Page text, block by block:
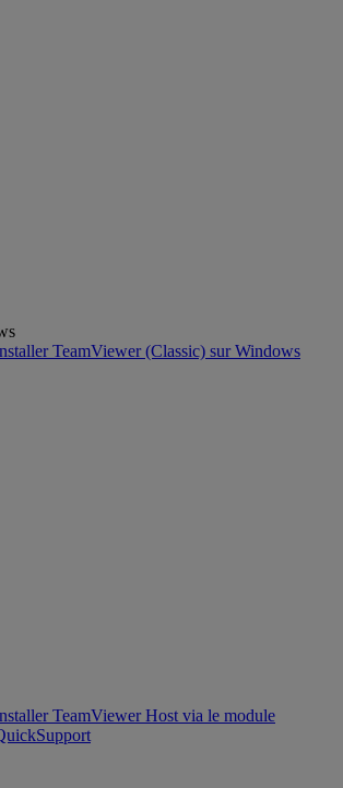
TeamViewer (Classic) sur Windows
TeamViewer Host via le module